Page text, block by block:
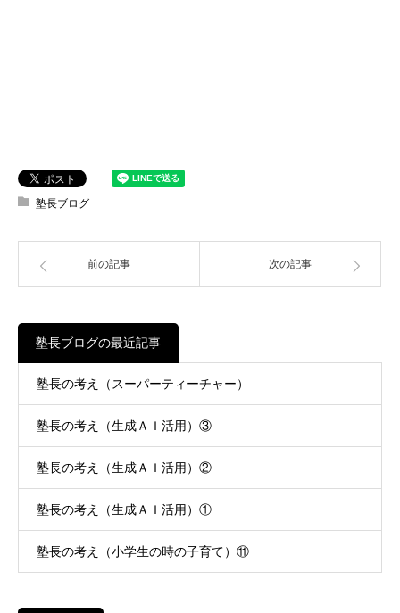
塾長ブログ
前の記事 次の記事
塾長ブログの最近記事
塾長の考え（スーパーティーチャー）
塾長の考え（生成ＡＩ活用）③
塾長の考え（生成ＡＩ活用）②
塾長の考え（生成ＡＩ活用）①
塾長の考え（小学生の時の子育て）⑪